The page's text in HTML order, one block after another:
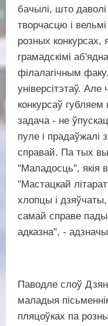
бачылі, што
творчасцю і
розных конкурсах,
грамадскімі
філалагічным
універсітэтаў.
конкурсаў
задача - не
пуле і прадаўжалі
справай. Па тых
"Маладосць", якія
"Мастацкай
хлопцы і дзяўчаты,
самай справе
адказна", -
Паводле слоў
маладыя
пляцоўках па